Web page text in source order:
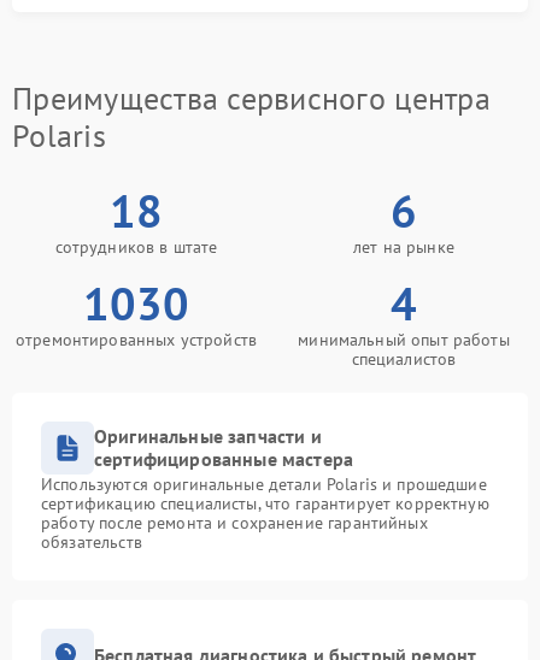
Преимущества сервисного центра
Polaris
18
сотрудников в штате
6
лет на рынке
1030
отремонтированных устройств
4
минимальный опыт работы
специалистов
Оригинальные запчасти и
сертифицированные мастера
Используются оригинальные детали Polaris и прошедшие
сертификацию специалисты, что гарантирует корректную
работу после ремонта и сохранение гарантийных
обязательств
Бесплатная диагностика и быстрый ремонт